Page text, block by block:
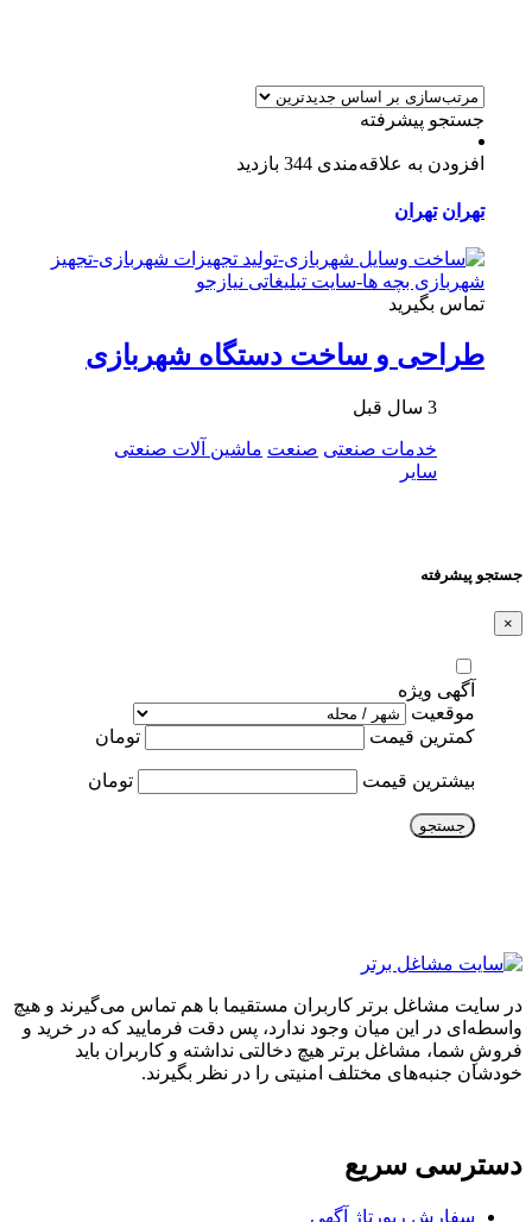
جستجو پیشرفته
افزودن به علاقه‌مندی 344 بازدید
تهران تهران
تماس بگیرید
طراحی و ساخت دستگاه شهربازی
3 سال قبل
خدمات صنعتی صنعت ماشین آلات صنعتی
سایر
جستجو پیشرفته
×
آگهی ویژه
موقعیت
کمترین قیمت
تومان
بیشترین قیمت تومان
جستجو
در سایت مشاغل برتر کاربران مستقیما با هم تماس می‌گیرند و هیچ
واسطه‌ای در این میان وجود ندارد، پس دقت فرمایید که در خرید و
فروشِ شما، مشاغل برتر هیچ دخالتی نداشته و کاربران باید
خودشان جنبه‌های مختلف امنیتی را در نظر بگیرند.
دسترسی سریع
سفارش رپورتاژ آگهی